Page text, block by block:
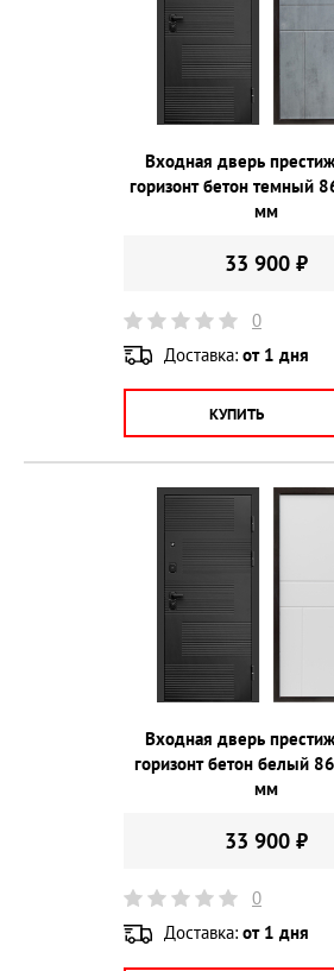
Входная дверь
горизонт бетон темный
мм
33 900 ₽
0
Доставка: от 1 дня
КУПИТЬ
Входная дверь
горизонт бетон белый
мм
33 900 ₽
0
Доставка: от 1 дня